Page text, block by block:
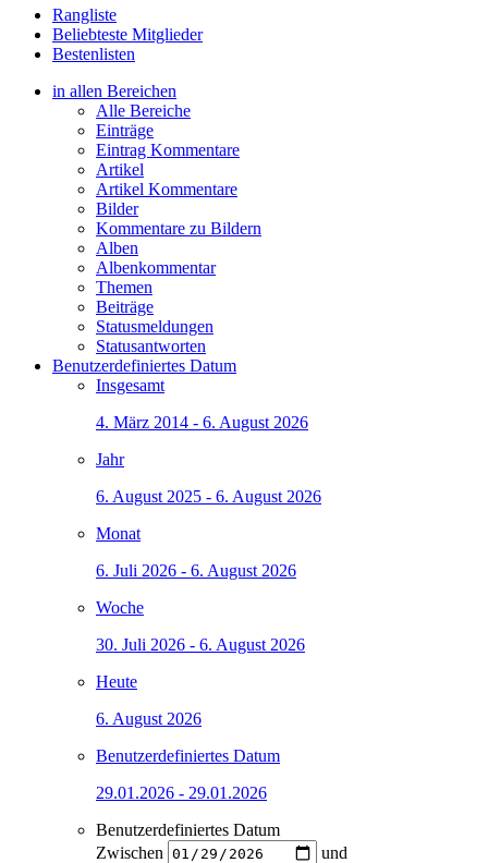
Rangliste
Beliebteste Mitglieder
Bestenlisten
in allen Bereichen
Alle Bereiche
Einträge
Eintrag Kommentare
Artikel
Artikel Kommentare
Bilder
Kommentare zu Bildern
Alben
Albenkommentar
Themen
Beiträge
Statusmeldungen
Statusantworten
Benutzerdefiniertes Datum
Insgesamt
4. März 2014 - 6. August 2026
Jahr
6. August 2025 - 6. August 2026
Monat
6. Juli 2026 - 6. August 2026
Woche
30. Juli 2026 - 6. August 2026
Heute
6. August 2026
Benutzerdefiniertes Datum
29.01.2026 - 29.01.2026
Benutzerdefiniertes Datum
Zwischen
und